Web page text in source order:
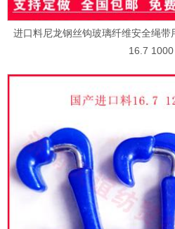
进口料尼龙钢丝钩玻璃纤维安全绳
16.7 1000